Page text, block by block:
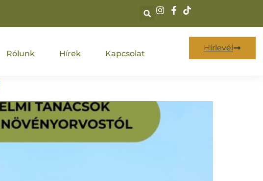
Rólunk Hírek Kapcsolat
Hírlevél